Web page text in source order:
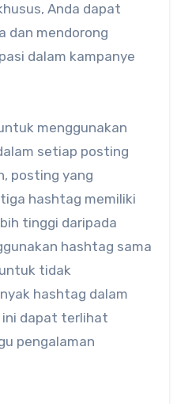
Anda dapat
dan mendorong
dalam kampanye
menggunakan
setiap posting
posting yang
hashtag memiliki
tinggi daripada
hashtag sama
tidak
hashtag dalam
ini dapat terlihat
pengalaman